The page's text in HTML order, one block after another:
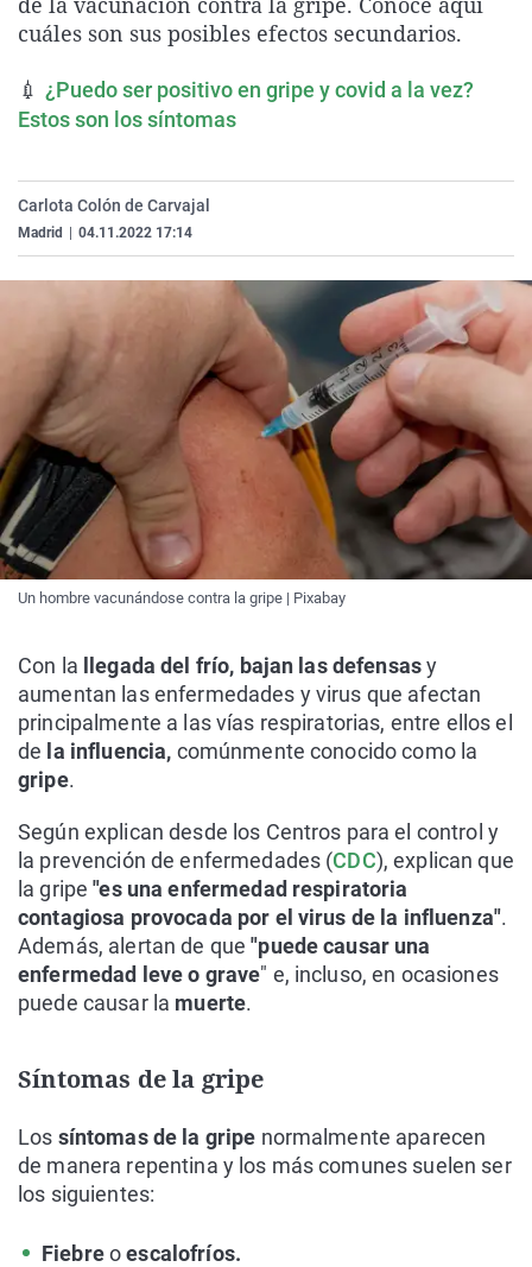
La rosa de los vientos
Como el perro y el
Caso
Equipo de
Extremadura
La Rioja
País Vasco
Virales
Elecciones
cuáles son sus posibles efectos secundarios.
💉 ¿Puedo ser positivo en gripe y covid a la vez?
Estos son los síntomas
Carlota Colón de Carvajal
Madrid 04.11.2022 17:14
Un hombre vacunándose contra la gripe | Pixabay
Con la llegada del frío, bajan las defensasy
aumentan las enfermedades y virus que afectan
principalmente a las vías respiratorias, entre ellos el
de la influencia, comúnmente conocido como la
gripe.
Según explican desde los Centros para el control y
la prevención de enfermedades (CDC), explican que
la gripe"es una enfermedad respiratoria
contagiosa provocada por el virus de la influenza".
Además, alertan de que"puede causar una
enfermedad leve o grave" e, incluso, en ocasiones
puede causar la muerte.
Síntomas de la gripe
Los síntomas de la gripe normalmente aparecen
de manera repentina y los más comunes suelen ser
los siguientes:
Fiebreoescalofríos.